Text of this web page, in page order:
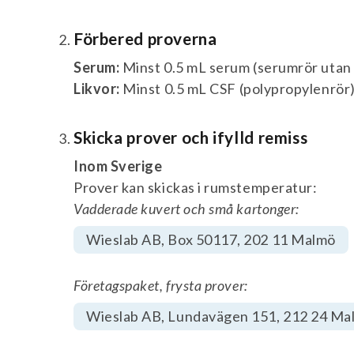
Förbered proverna
Serum: Minst 0.5 mL serum (serumrör
Likvor: Minst 0.5 mL CSF
Skicka prover och ifylld remiss
Inom Sverige
Prover kan skickas i rumstemperatur:
Vadderade kuvert och små kartonger:
Wieslab AB, Box 50117, 202 11 Malmö
Företagspaket, frysta prover:
Wieslab AB, Lundavägen 151, 212 24